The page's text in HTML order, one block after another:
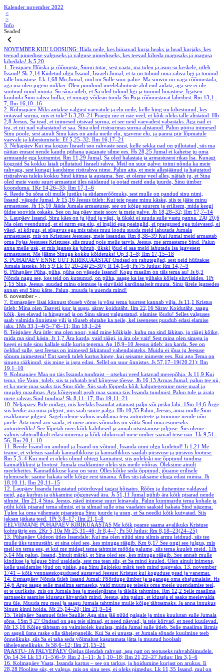
Kalender november 2022
<
>
Info
Seaded
NOVEMBER KUU LOOSUNG: Häda neile, kes hüüavad kurja heaks ja head kurjaks, kes
teevad pimeduse valguseks ja valguse pimeduseks, kes teevad kibeda magusaks ja magusa
kibedaks! Js 5,20
1. Teisipäev Hõiska ja rõõmusta, Siioni tütar, sest vaata, ma tulen ja asun su keskele, ütleb
Issand! Sk 2,14 Kiidetud olgu Issand, Iisraeli Jumal, et ta on tulnud oma rahva ligi ja toonud
talle lunastuse. Lk 1,68 Mu Jumal, mul on Sulle suur palve. Ma soovin nii väga rõõmustada,
aga ma olen pigem nukker. Olen püüdnud meelelahutuste abil end aidata, aga see ei ole
suutnud mind muuta. Su sõna ütleb, et Sa oled tulnud ligi ja toonud lunastuse. Igatsen
kuuluda Sinu rahva hulka, et minagi võiksin tunda Su Poja rõõmustavat lähedust. Rm 13,1–
7; Ilm 16,10–16
2. Kolmapäev Miks antakse valgust vaevatule ja elu neile, kelle hing on kibestunud, kes
ootavad surma, mis ei tule? Ii 3,20–21 Praegu me ei näe veel, et kõik oleks talle alistatud. Hb
2,8 Jeesus, Sa tead, et inimesed otsivad surma, et see neid vaevadest vabastaks. Aga nad ei
tea, et nii nad vabastatud ei saa. Sina oled ristisurmas surma alistanud. Palun pööra inimesed
Sinu poole, sest ainult Sinu käes on anda meile elu, igavene elu, ja panna piir lõpmatule
vaevale ja kibestumisele. Ef 5,25–32; Ilm 16,17–21
3. Neljapäev Kui ma kogun Iisraeli soo rahvaste seast, kelle sekka nad on pillutatud, siis ma
näitan ennast nende kaudu pühana paganate silme ees. Hs 28,25 Jumal ei kahetse ju oma
armuande ega kutsumist. Rm 11,29 Jumal, Sa oled halastaja ja armastusest rikas Isa. Kunagi
kogusid Sa kokku laiali pillutatud Iisraeli rahva. Meil on suur palve: toimi nõnda ka meie
rahvaga, sest kunagi kandsime ristirahva nime. Palun aita, et meie allesjäänud ja hajutatud
ristirahvas tuleks kokku Sind kiitma ja austama. See, et oleme veel alles, näitab ju, et Sina
oled meie vastu suurt armastust üles näidanud ja ootad meid enda juurde, Sinu ümber
koonduma. 1Kr 14,26–33; Ilm 17,1–6
4. Reede Su sõna oli mulle lustiks ja südamerõõmuks, sest mulle on pandud sinu nimi,
Issand, vägede Jumal. Jr 15,16 Jeesus ütleb: Kui teie peate minu käske, siis te jääte minu
armastusse. Jh 15,10 Jääda Jumala armastusse, see on kõige suurem ja erilisem, mida keegi
üldse soovida oskaks. See on iga päev meie soov ja meie palve. Jh 18,28–32; Ilm 17,7–14
5. Laupäev Issand, Sinu käes on ju jõud ja vägi, ja ükski ei suuda sulle vastu panna. 2Aj 20,6
Ma olen veendunud, et ei surm ega elu, ei inglid ega peainglid, ei praegused ega tulevased, ei
väed, ei kõrgus, ei sügavus ega mis tahes muu loodu suuda meid lahutada Jumala
armastusest, mis on Kristuses Jeesuses, meie Issandas. Rm 8,38–39 Kui Jumal meid armastab
oma Pojas Jeesuses Kristuses, siis muud pole meile tarvis. Jeesus, me armastame Sind. Palun
anna meile usk, et mis iganes ka juhtub, ükski jõud ei saa meid lahutada Isa igavesest
armastusest. Me jääme Sinuga kokku köidetuks! Õp 3,1–8; Ilm 17,15–18
3. PÜHAPÄEV ENNE UUT KIRIKUAASTAT Õndsad on rahutegijad, sest neid hüütakse
Jumala lasteks. Mt 5,9 Lk 17,20–24(25-30); Ii 14,1–6; Ps 75 Jutlus: Rm 14,7–9
6. Pühapäev Püha, püha, püha on vägede Issand! Kogu maailm on täis tema au! Js 6,3
Nõnda nagu see, kes teid on kutsunud, on püha, saage ka ise pühaks kõigis eluviisides. 1Pt
1,15 Sina, Jeesus, suudad minu olemuse ja eluviisid kardinaalselt muuta. Sinu järele igatsedes
annan end Sinu kätte. Palun, muuda ja uuenda mind!
6. november - .
7. Esmaspäev Iisai kännust tõuseb võrse ja võsu tema juurtest kannab vilja. Js 11,1 Kristus
ütleb: Mina olen Taaveti juur ja sugu, särav koidutäht. Ilm 22,16 Särav Koidutäht, saagu
kõik, kes elavad ja hingavad ja on Sinu särast valgustatud, elamise jõudu! Selles valguses
saab valmida õnnistuse vili ja tõuseb elutahe ka neile, kel iseeneses puudub edasi elamise
jaks. 1Ms 33,1–4(5–7)8–11; Ilm 18,1–24
8. Teisipäev Ära ütle: ma olen noor, vaid mine kõikjale, kuhu ma sind läkitan, ja räägi kõike,
mida ma sind käsin. Jr 1,7 Ära karda, vaid räägi, ja ära ole vait! Sest mina olen sinuga ja
keegi ei tule sinu kallale sulle kurja tegema. Ap 18,9–10 Jeesus ütleb: ära karda. See on
öeldud sulle, sest Jeesus on inimesed läkitanud vahendajateks. Muidu ei jõua ju Jeesuse
sõnum inimesteni! Ent sageli tuleb kartus hinge, kui seisame inimeste ees. Kui aga Tema on
sinuga rääkinud, siis mine ja jaga edasi. Sellel on suur õnnistus. Js 57,17–19(20.21); Ilm
19,1–10
9. Kolmapäev Maa on täis Issanda tundmist – otsekui veed katavad merepõhja. Js 11,9 Kui
tema, tõe Vaim, tuleb, siis ta juhatab teid kõigesse tõesse. Jh 16,13 Armas Jumal, palun tee nii,
et ka meie maa saaks täis Sinu tõde. Siis saab lõppeda kõik kahjutegemine meie maal ja
mujalgi maailmas. Aga kõigepealt peab maa saama täis Issanda tundmist. Palun tule ja ärata
meie rahvas Sind tundma! Sk 8,11–17; Ilm 19,11–21
10. Neljapäev Pole midagi, mis keelaks Issandat aitamast palju või pisku läbi. 1Sm 14,6 Ärge
siis heitke ära oma julgust, mis saab suure palga. Hb 10,35 Palun, Jeesus, anna mulle Sinu
usaldamise julgust. Sageli oleme valmis usaldama teisi autoriteete ja toimime nende nõu
järele. Aita meid aru saada, et meie ainus võimalus on võtta Sind oma esimeseks
autoriteediks! See lõpetab meis kõik kahtlused ja annab otsustamise julguse. Siis oleme
valmis sihiteadlikult edasi minema ja kõik olukorrad meie ümber saavad teise näo. Lk 9,51–
56; Ilm 20,1–10
11. Reede Issand on andnud ja Issand on võtnud; Issanda nimi olgu kiidetud! Ii 1,21 Me
teame, et viletsus saadab kannatlikkuse ja kannatlikkus saadab püsivuse ja püsivus lootuse.
Rm 5,3–4 Kui meil ei oleks olnud ühtegi kannatust, siis polekski me õppinud tundma
kannatlikkust ja lootust. Jumala usaldamine oleks siis meile võõras. Oleksime ainult
meeleheites. Kannatlikkuse kasu on suur. Olles kõike seda õppinud, jõuame erilisele
tulemusele: saame hakata selle kõige eest tänama. Alles siis jaksame eluga edasi minna. Jh
18,10.11; Ilm 20,11–15
12. Laupäev Issanda lunastatud pöörduvad tagasi hõisates. Rõõm ja ilutsemine valdavad
neid, aga kurbus ja ohkamine põgenevad ära. Js 51,11 Jumal pühib ära kõik pisarad nende
silmist. Ilm 21,4 Sina, Jeesus, näed inimese suurt leinavalu. Palun kummardu tema kohale ja
pühi kõik pisarad tema silmist, et ta silmad sulle otsa vaadates saaksid hakata Sind nägema.
Tulen ka oma vähemate pisaratega Sinu juurde ja usun, et Sa needki kõik kuivatad. Siis
jaksan jätkata teed. 1Pt 3,8–17; Ilm 21,1–8
EELVIIMANE PÜHAPÄEV KIRIKUAASTAS Me kõik peame saama avalikuks Kristuse
kohtujärje ees. 2Kr 5,10a Mt 25,31–46; Jr 8,4–7; Ps 50 Jutlus: Rm 8,18–23(24–25)
13. Pühapäev Gideon ütles Issandale: Kui ma olen nüüd sinu silmis armu leidnud, siis tee
mulle üks tunnustäht, et sina oled see, kes minuga räägib. Km 6,17 See ongi see julgus, mis
meil on tema ees, et kui me midagi tema tahtmist mööda palume, siis tema kuuleb meid. 1Jh
5,14 Ma palun, Issand, Sinult märki, et Sina oled see, kes minuga räägib. See annab mulle
kindluse ja julguse Sind usaldada, sest ma tean siis, et Sa mind kuuled. Olen ainult inimene,
kelle usaldamise jõud on pisike, aga Sinu ligioleku märk teeb mind tugevaks. 13. november
1741 – kõik vennastekogudused austavad Jeesust Kristust kui koguduse pead ja vanemat.
14. Esmaspäev Nõnda ütleb Issand Jumal: Pöörduge ümber ja taganege oma ebajumalaist. Hs
14,6 Ärge saage selle maailma sarnaseks, vaid muutuge teiseks oma meele uuendamise teel,
et te uuriksite, mis on Jumala hea ja meelepärane ja täielik tahtmine. Rm 12,2 Selle maailma
sarnaseks saamise kiusatus ähvardab mind. Jeesus, aita palun, et kiusaja ei saaks meelevalda
mu üle. Muuda mu meel ja saagu Jumala tahtmine mulle kõige tähtsamaks. Ja anna innukus
Sinust kinni hoida. Mt 25,14–20; Ilm 21,9–14
15. Teisipäev Saamuel ütles Saulile: Aga sina jää nüüd paigale ja mina kuulutan sulle Jumala
sõna. 1Sm 9,27 Õndsad on aga teie silmad, et need näevad, ja teie kõrvad, et need kuulevad.
Mt 13,16 Kõige tähtsam on valmisolek kuulata, mida Jumal sulle ütleb. Selle maailma lärmis
on sageli üsna raske olla tähelepanelik. Kui Sa ei unusta, et Jumala sõnade kuulmine teeb
õnnelikuks, siis Sa ei taha seda võimalust kasutamata jätta ja muutud hoolsalt
tähelepanelikuks. Js 58,6–12; Ilm 21,15–21
PAASTU- JA PALVEPÄEV Õiglus ülendab rahvast, aga patt on teotuseks rahvahõimudele.
Õp 14,34 Lk 13,(1–5)6–9; Rm 2,1–11; Js 1,10–18; Ilm 21,22–27 Jutlus: Ilm 3,1–6
16. Kolmapäev Vaata, Issanda kartus – see on tarkus, ja hoidumine kurjast on arukus. Ii
28,28 Hoolitse siis, et valgus, mis on sinu sees, ei oleks pimedus. Lk 11,35 Issand, mul on